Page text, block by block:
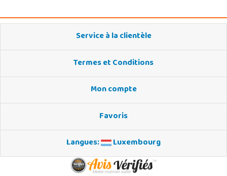
Service à la clientèle
Termes et Conditions
Mon compte
Favoris
Langues:
Luxembourg